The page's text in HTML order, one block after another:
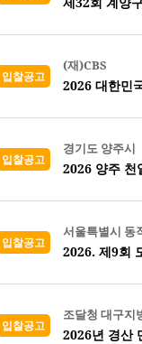
입찰공고
(재)CBS
2026 대한민
입찰공고
경기도 양주시
2026 양주 천
입찰공고
서울특별시 동
2026. 제9회
입찰공고
조달청 대구지
2026년 경산